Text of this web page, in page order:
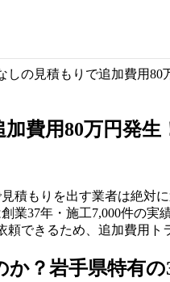
しの見積もりで追加費用
加費用80万円発
積もりを出す業者は絶
業37年・施工7,000件の実
できるため、追加費用ト
？岩手県特有